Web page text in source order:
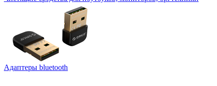
Адаптеры bluetooth